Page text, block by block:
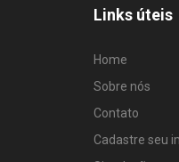
Links úteis
Home
Sobre nós
Contato
Cadastre seu